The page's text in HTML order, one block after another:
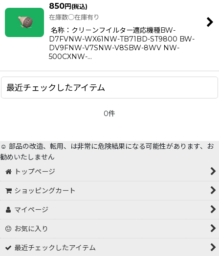
並び順:
絞り込む
850円(税込)
在庫数◯在庫有り
名称：クリ－ンフイルター適応機種BW-
D7FVNW-WX61NW-TB71BD-ST9800 BW-
DV9FNW-V7SNW-V8SBW-8WV NW-
500CXNW-…
最近チェックしたアイテム
0件
☺️ 部品の改造、転用、は非常に危険結果になる可能性があります、お
勧めいたしません
トップページ
ショッピングカート
マイページ
お気に入り
最近チェックしたアイテム